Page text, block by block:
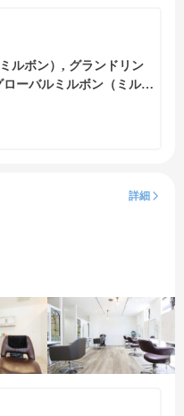
ルボン）, グランドリン
ーバルミルボン（ミルボ
側から補修、美しい艶
詳細